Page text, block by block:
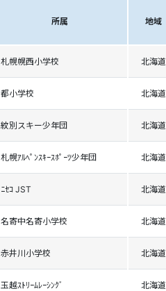
所属 地域
札幌幌西小学校 北海道
都小学校 北海道
紋別スキー少年団 北海道
札幌ｱﾙﾍﾟﾝｽｷｰｽﾎﾟｰﾂ少年団 北海道
ﾆｾｺ JST 北海道
名寄中名寄小学校 北海道
赤井川小学校 北海道
玉越ｽﾄﾘｰﾑﾚｰｼﾝｸﾞ 北海道